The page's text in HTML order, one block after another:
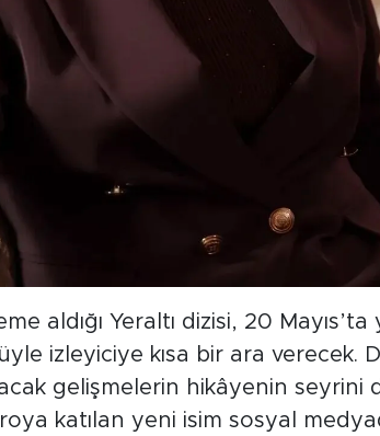
aldığı Yeraltı dizisi, 20 Mayıs’ta
izleyiciye kısa bir ara verecek.
gelişmelerin hikâyenin seyrini
katılan yeni isim sosyal